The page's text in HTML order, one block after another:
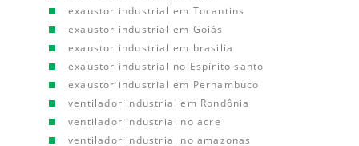
exaustor industrial em Tocantins
exaustor industrial em Goiás
exaustor industrial em brasilia
exaustor industrial no Espírito santo
exaustor industrial em Pernambuco
ventilador industrial em Rondônia
ventilador industrial no acre
ventilador industrial no amazonas